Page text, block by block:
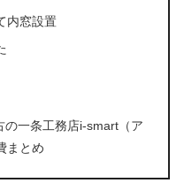
内窓設置
一条工務店i-smart（ア
まとめ